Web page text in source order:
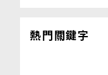
熱門關鍵字